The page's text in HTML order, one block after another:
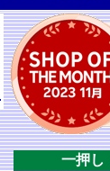
一押し